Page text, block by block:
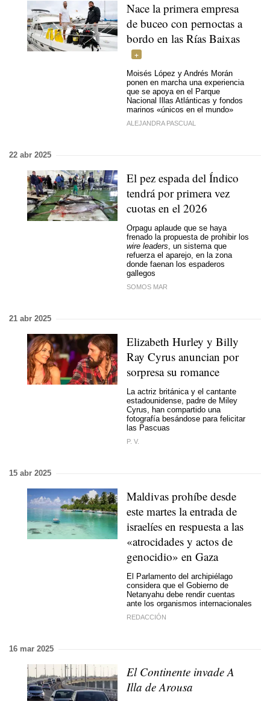
Nace la primera empresa
de buceo con pernoctas a
bordo en las Rías Baixas
Moisés López y Andrés Morán
ponen en marcha una experiencia
que se apoya en el Parque
Nacional Illas Atlánticas y fondos
marinos «únicos en el mundo»
ALEJANDRA PASCUAL
22 abr 2025
El pez espada del Índico
tendrá por primera vez
cuotas en el 2026
Orpagu aplaude que se haya
frenado la propuesta de prohibir los
wire leaders , un sistema que
refuerza el aparejo, en la zona
donde faenan los espaderos
gallegos
SOMOS MAR
21 abr 2025
Elizabeth Hurley y Billy
Ray Cyrus anuncian por
sorpresa su romance
La actriz británica y el cantante
estadounidense, padre de Miley
Cyrus, han compartido una
fotografía besándose para felicitar
las Pascuas
P. V.
15 abr 2025
Maldivas prohíbe desde
este martes la entrada de
israelíes en respuesta a las
«atrocidades y actos de
genocidio» en Gaza
El Parlamento del archipiélago
considera que el Gobierno de
Netanyahu debe rendir cuentas
ante los organismos internacionales
REDACCIÓN
16 mar 2025
El Continente invade A
Illa de Arousa